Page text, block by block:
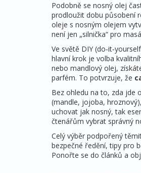
Podobně se nosný olej
prodloužit dobu působení
oleje s nosným olejem
není jen „silnička“ pro
Ve světě DIY
hlavní krok je volba
nebo mandlový olej,
parfém. To potvrzuje, že
Bez ohledu na to, zda jde
(mandle, jojoba,
uchovat jak nosný, tak
čtenářům vybrat správný
Celý výběr podpořený
bezpečné ředění, tipy pro
Ponořte se do článků a